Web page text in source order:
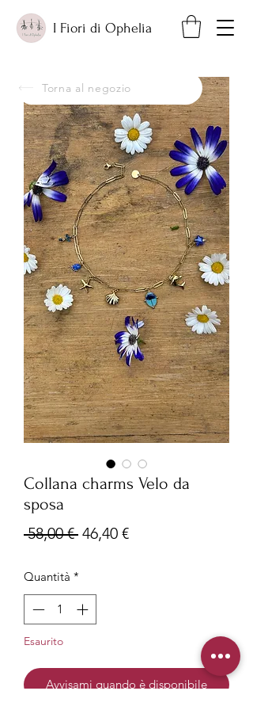
I Fiori di Ophelia
Collana charms Velo da
sposa
58,00 € Prezzo
46,40 €Prezzo
Quantità *
Esaurito
Avvisami quando è disponibile
Torna al negozio